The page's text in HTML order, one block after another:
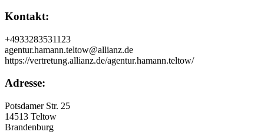
Kontakt:
+4933283531123
agentur.hamann.teltow@allianz.de
https://vertretung.allianz.de/agentur.hamann.teltow/
Adresse:
Potsdamer Str. 25
14513 Teltow
Brandenburg